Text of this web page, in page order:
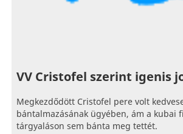
VV Cristofel szerint igenis
Megkezdődött Cristofel pere volt
bántalmazásának ügyében, ám a kubai
tárgyaláson sem bánta meg tettét.